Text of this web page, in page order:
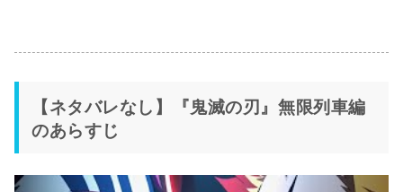
【ネタバレなし】『鬼滅の刃』無限列車編
のあらすじ